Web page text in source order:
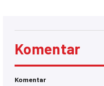
Komentar
Komentar